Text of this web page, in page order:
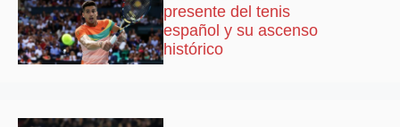
presente del tenis
español y su ascenso
histórico